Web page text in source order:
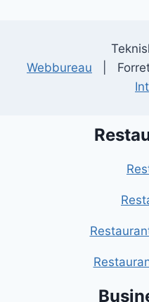
Webbureau |